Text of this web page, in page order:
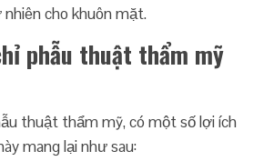
cho khuôn mặt.
phẫu thuật thẩm mỹ
thuật thẩm mỹ, có một số lợi ích
mang lại như sau: